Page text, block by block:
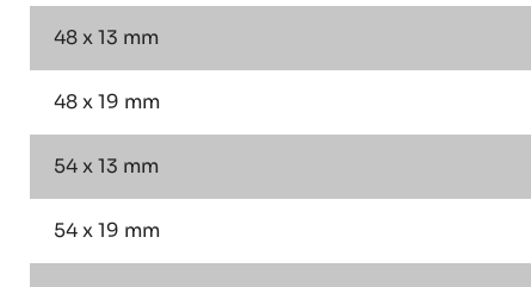
48 x 13 mm
48 x 19 mm
54 x 13 mm
54 x 19 mm